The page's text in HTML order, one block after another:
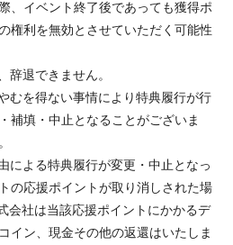
、イベント終了後であっても獲得ポ
権利を無効とさせていただく可能性
辞退できません。
むを得ない事情により特典履行が行
補填・中止となることがございま
による特典履行が変更・中止となっ
の応援ポイントが取り消しされた場
会社は当該応援ポイントにかかるデ
イン、現金その他の返還はいたしま